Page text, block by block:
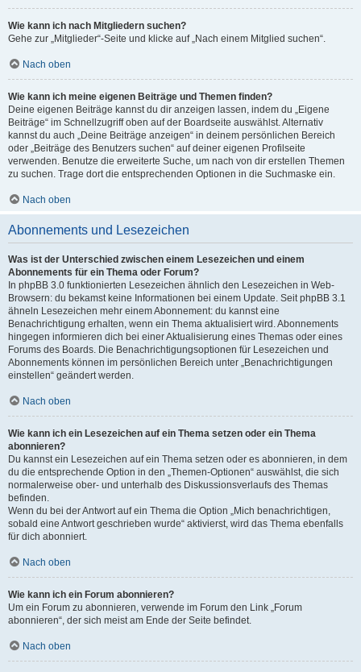
Wie kann ich nach Mitgliedern suchen?
Gehe zur „Mitglieder“-Seite und klicke auf „Nach einem Mitglied suchen“.
Nach oben
Wie kann ich meine eigenen Beiträge und Themen finden?
Deine eigenen Beiträge kannst du dir anzeigen lassen, indem du „Eigene
Beiträge“ im Schnellzugriff oben auf der Boardseite auswählst. Alternativ
kannst du auch „Deine Beiträge anzeigen“ in deinem persönlichen Bereich
oder „Beiträge des Benutzers suchen“ auf deiner eigenen Profilseite
verwenden. Benutze die erweiterte Suche, um nach von dir erstellen Themen
zu suchen. Trage dort die entsprechenden Optionen in die Suchmaske ein.
Nach oben
Abonnements und Lesezeichen
Was ist der Unterschied zwischen einem Lesezeichen und einem
Abonnements für ein Thema oder Forum?
In phpBB 3.0 funktionierten Lesezeichen ähnlich den Lesezeichen in Web-
Browsern: du bekamst keine Informationen bei einem Update. Seit phpBB 3.1
ähneln Lesezeichen mehr einem Abonnement: du kannst eine
Benachrichtigung erhalten, wenn ein Thema aktualisiert wird. Abonnements
hingegen informieren dich bei einer Aktualisierung eines Themas oder eines
Forums des Boards. Die Benachrichtigungsoptionen für Lesezeichen und
Abonnements können im persönlichen Bereich unter „Benachrichtigungen
einstellen“ geändert werden.
Nach oben
Wie kann ich ein Lesezeichen auf ein Thema setzen oder ein Thema
abonnieren?
Du kannst ein Lesezeichen auf ein Thema setzen oder es abonnieren, in dem
du die entsprechende Option in den „Themen-Optionen“ auswählst, die sich
normalerweise ober- und unterhalb des Diskussionsverlaufs des Themas
befinden.
Wenn du bei der Antwort auf ein Thema die Option „Mich benachrichtigen,
sobald eine Antwort geschrieben wurde“ aktivierst, wird das Thema ebenfalls
für dich abonniert.
Nach oben
Wie kann ich ein Forum abonnieren?
Um ein Forum zu abonnieren, verwende im Forum den Link „Forum
abonnieren“, der sich meist am Ende der Seite befindet.
Nach oben